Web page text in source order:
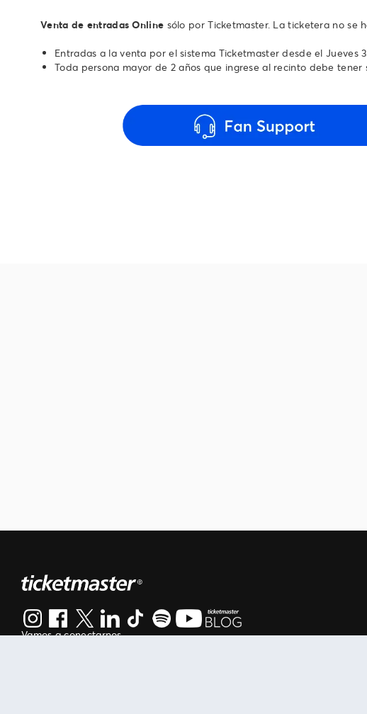
Venta de entradas Online sólo por Ticketmaster. La ticketera no se
Entradas a la venta por el sistema Ticketmaster desde el Jueves 3
Toda persona mayor de 2 años que ingrese al recinto debe tener
Vamos a conectarnos